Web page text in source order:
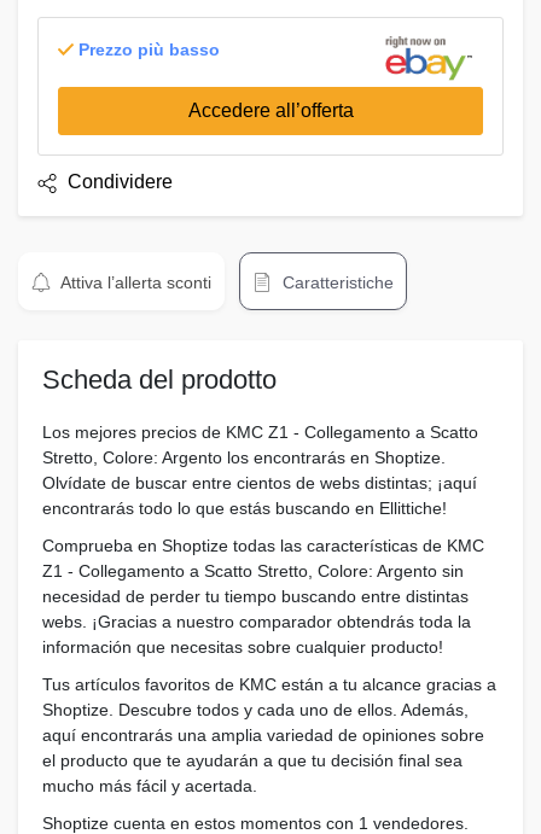
Prezzo più basso
Accedere all’offerta
Condividere
Attiva l’allerta sconti Caratteristiche
Scheda del prodotto
Los mejores precios de KMC Z1 - Collegamento a Scatto
Stretto, Colore: Argento los encontrarás en Shoptize.
Olvídate de buscar entre cientos de webs distintas; ¡aquí
encontrarás todo lo que estás buscando en Ellittiche!
Comprueba en Shoptize todas las características de KMC
Z1 - Collegamento a Scatto Stretto, Colore: Argento sin
necesidad de perder tu tiempo buscando entre distintas
webs. ¡Gracias a nuestro comparador obtendrás toda la
información que necesitas sobre cualquier producto!
Tus artículos favoritos de KMC están a tu alcance gracias a
Shoptize. Descubre todos y cada uno de ellos. Además,
aquí encontrarás una amplia variedad de opiniones sobre
el producto que te ayudarán a que tu decisión final sea
mucho más fácil y acertada.
Shoptize cuenta en estos momentos con 1 vendedores.